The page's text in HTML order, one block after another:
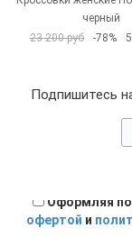
черный
23 200 руб
-78%
Подпишитесь
Оформляя
офертой и